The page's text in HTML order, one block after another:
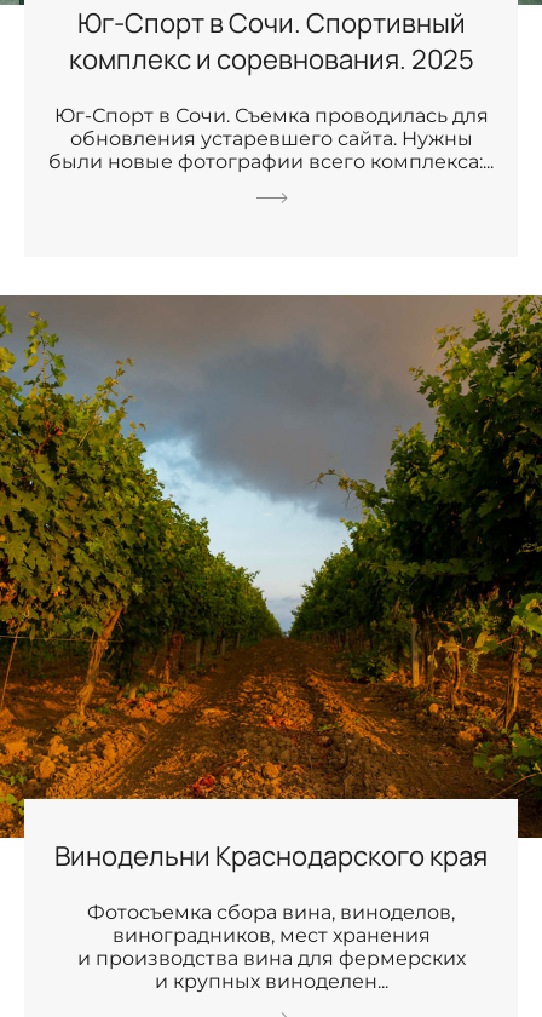
Юг-Спорт в Сочи. Спортивный
комплекс и соревнования. 2025
Юг-Спорт в Сочи. Съемка проводилась для
обновления устаревшего сайта. Нужны
были новые фотографии всего комплекса:...
Винодельни Краснодарского края
Фотосъемка сбора вина, виноделов,
виноградников, мест хранения
и производства вина для фермерских
и крупных виноделен...